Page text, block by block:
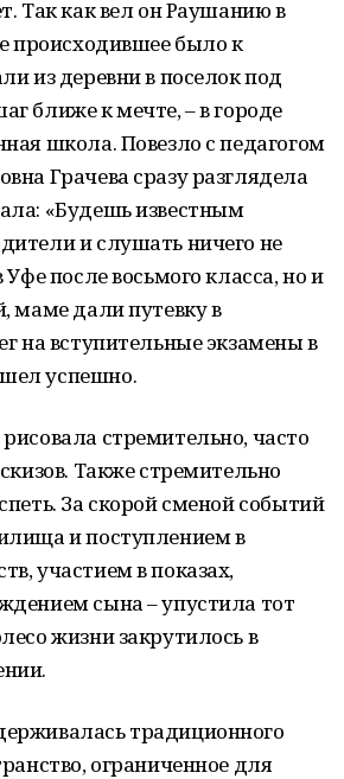
Так как вел он Раушанию в
происходившее было к
из деревни в поселок под
ближе к мечте, – в городе
школа. Повезло с педагогом
Грачева сразу разглядела
«Будешь известным
и слушать ничего не
Уфе после восьмого класса, но и
маме дали путевку в
на вступительные экзамены в
успешно.
стремительно, часто
Также стремительно
За скорой сменой событий
и поступлением в
участием в показах,
сына – упустила тот
жизни закрутилось в
традиционного
ограниченное для